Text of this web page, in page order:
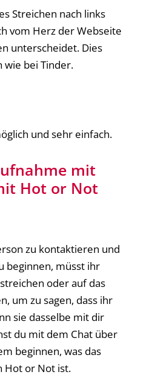
Streichen nach links
vom Herz der Webseite
unterscheidet. Dies
bei Tinder.
und sehr einfach.
mit
Hot or Not
zu kontaktieren und
beginnen, müsst ihr
oder auf das
um zu sagen, dass ihr
sie dasselbe mit dir
du mit dem Chat über
beginnen, was das
Hot or Not ist.